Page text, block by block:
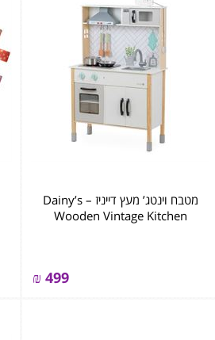
מטבח וינטג’ מעץ דייניז – ‏‏‏‏Dainy’s
Wooden Vintage Kitchen
499
₪